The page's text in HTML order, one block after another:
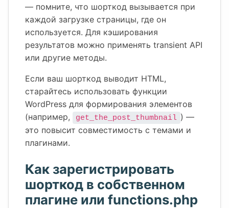
— помните, что шорткод вызывается при
каждой загрузке страницы, где он
используется. Для кэширования
результатов можно применять transient API
или другие методы.
Если ваш шорткод выводит HTML,
старайтесь использовать функции
WordPress для формирования элементов
(например,
get_the_post_thumbnail ) —
это повысит совместимость с темами и
плагинами.
Как зарегистрировать
шорткод в собственном
плагине или functions.php